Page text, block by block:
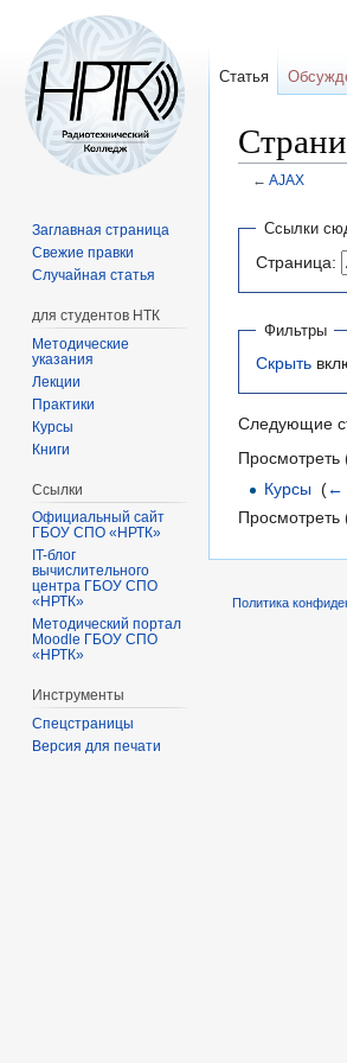
← AJAX
Перейти
навигации
Перейти
поиску
Ссылки
Страница:
Фильтры
Скрыть
Следующие
Курсы ‎(←
Статья
Заглавная страница
Свежие правки
Случайная статья
для студентов НТК
Методические
указания
Лекции
Практики
Курсы
Книги
Ссылки
Официальный сайт
ГБОУ СПО «НРТК»
IT-блог
вычислительного
центра ГБОУ СПО
«НРТК»
Методический портал
Moodle ГБОУ СПО
«НРТК»
Инструменты
Спецстраницы
Версия для печати
Политика